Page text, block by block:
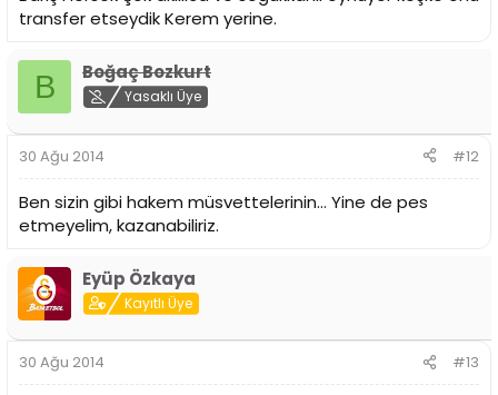
transfer etseydik Kerem yerine.
B Boğaç Bozkurt
Yasaklı Üye
30 Ağu 2014 #12
Ben sizin gibi hakem müsvettelerinin... Yine de pes
etmeyelim, kazanabiliriz.
Eyüp Özkaya
Kayıtlı Üye
30 Ağu 2014 #13